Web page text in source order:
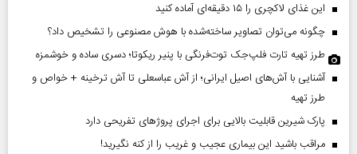
این غذای لاکچری را ۱۵ دقیقه‌ای آماده کنید
چگونه می‌توان تصاویر ساخته‌شده با هوش مصنوعی را تشخیص داد؟
طرز تهیه تارت فلپ‌جک توت‌فرنگی با پنیر ریکوتا؛ دسری ساده و خوشمزه
آشنایی با آش‌های اصیل ایرانی؛ از آش عباسعلی تا آش ترخینه + خواص و
طرز تهیه
پارک شیرین قابلیت‌ بالایی برای اجرای پروژهای تفریحی دارد
مراقب باشید این بیماری عجیب و غریب را از کنه نگیرید!